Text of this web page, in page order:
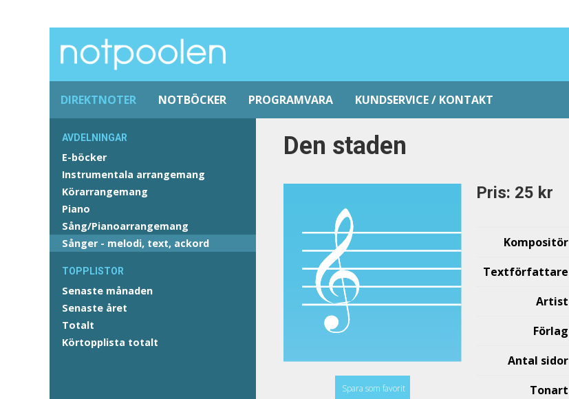
DIREKTNOTER NOTBÖCKER PROGRAMVARA KUNDSERVICE / KONTAKT
AVDELNINGAR
E-böcker
Instrumentala arrangemang
Körarrangemang
Piano
Sång/Pianoarrangemang
Sånger - melodi, text, ackord
TOPPLISTOR
Senaste månaden
Senaste året
Totalt
Körtopplista totalt
Den staden
Spara som favorit
Pris: 25 kr
Kompositör
Textförfattare
Artist
Förlag
Antal sidor
Tonart